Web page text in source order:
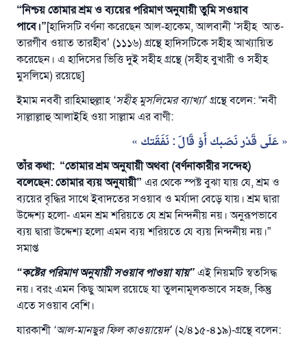
“নিশ্চয় তোমার শ্রম ও ব্যয়ের পরিমাণ অনুযায়ী তুমি সওয়াব
পাবে।”[হাদিসটি বর্ণনা করেছেন আল-হাকেম, আলবানী ‘সহীহ আত-
তারগীব ওয়াত তারহীব’ (১১১৬) গ্রন্থে হাদিসটিকে সহীহ আখ্যায়িত
করেছেন। এ হাদিসের ভিত্তি দুই সহীহ গ্রন্থে (সহীহ বুখারী ও সহীহ
মুসলিমে) রয়েছে]
ইমাম নববী রাহিমাহুল্লাহ ‘সহীহ মুসলিমের ব্যাখ্যা’ গ্রন্থে বলেন: “নবী
সাল্লাল্লাহু আলাইহি ওয়া সাল্লাম এর বাণী:
عَلَى قَدْر نَصَبك أَوْ قَالَ : نَفَقَتك
তাঁর কথা: “তোমার শ্রম অনুযায়ী অথবা (বর্ণনাকারীর সন্দেহ)
বলেছেন: তোমার ব্যয় অনুযায়ী” এর থেকে স্পষ্ট বুঝা যায় যে, শ্রম ও
ব্যয়ের বৃদ্ধির সাথে ইবাদতের সওয়াব ও মর্যাদা বেড়ে যায়। শ্রম দ্বারা
উদ্দেশ্য হলো- এমন শ্রম শরিয়তে যে শ্রম নিন্দনীয় নয়। অনুরূপভাবে
ব্যয় দ্বারা উদ্দেশ্য হলো এমন ব্যয় শরিয়তে যে ব্যয় নিন্দনীয় নয়।”
সমাপ্ত
“কষ্টের পরিমাণ অনুযায়ী সওয়াব পাওয়া যায়” এই নিয়মটি স্বতসিদ্ধ
নয়। বরং এমন কিছু আমল রয়েছে যা তুলনামূলকভাবে সহজ, কিন্তু
এতে সওয়াব বেশি।
যারকাশী ‘আল-মানছুর ফিল কাওয়ায়েদ’ (২/৪১৫-৪১৯)-গ্রন্থে বলেন:
উত্তর নম্বর ১১০৮৪৫ একটি বিবাহ রক্ষা
উম্মাহকে উত্তর দিতে আমাদেরকে সহযোগিতা করুন
যে ব্যক্তি সৎ কর্মের পথ দেখাবে সে সৎকর্মকারীর সমান